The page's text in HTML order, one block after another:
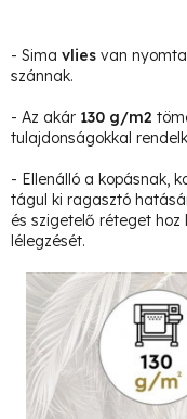
- Sima vlies van
szánnak.
- Az akár 130 g/m2
tulajdonságokkal
- Ellenálló a kopásnak,
tágul ki ragasztó
és szigetelő réteget
lélegzését.